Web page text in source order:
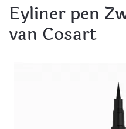
Eyliner pen
van Cosart